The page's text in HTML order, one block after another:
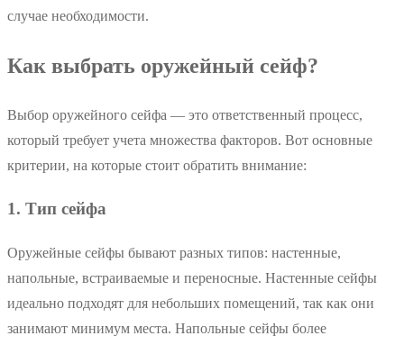
случае необходимости.
Как выбрать оружейный сейф?
Выбор оружейного сейфа — это ответственный процесс,
который требует учета множества факторов. Вот основные
критерии, на которые стоит обратить внимание:
1. Тип сейфа
Оружейные сейфы бывают разных типов: настенные,
напольные, встраиваемые и переносные. Настенные сейфы
идеально подходят для небольших помещений, так как они
занимают минимум места. Напольные сейфы более